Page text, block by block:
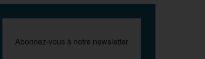
Abonnez-vous à notre newsletter